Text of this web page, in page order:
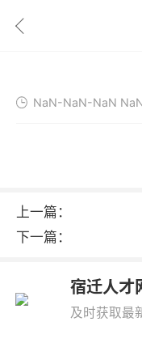
NaN-NaN-NaN
上一篇：
下一篇：
宿迁人才
及时获取最